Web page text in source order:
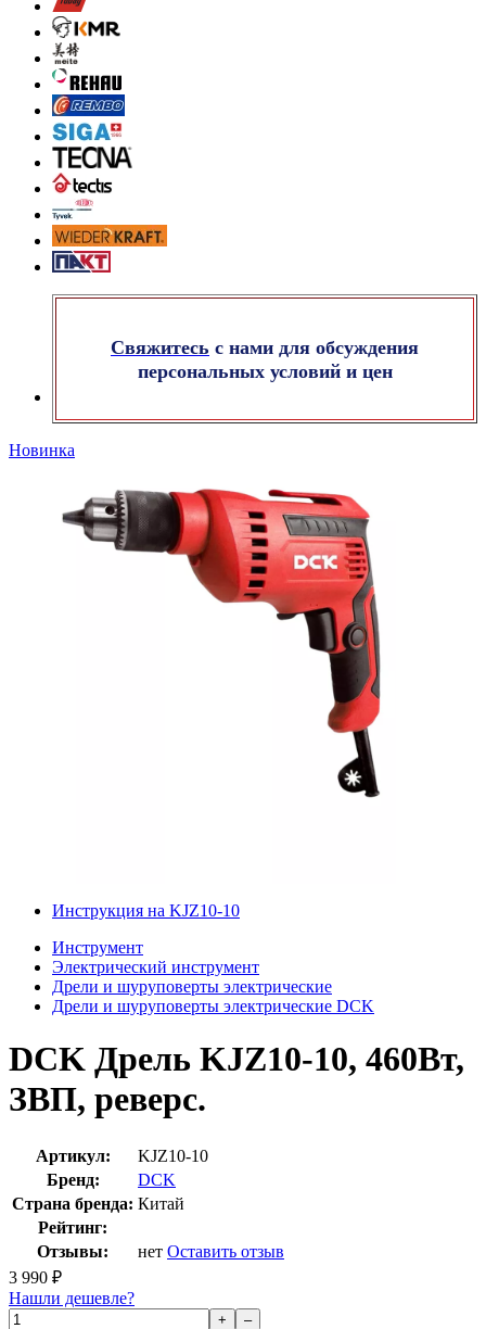
Свяжитесь с нами для обсуждения
персональных условий и цен
Новинка
Инструкция на KJZ10-10
Инструмент
Электрический инструмент
Дрели и шуруповерты электрические
Дрели и шуруповерты электрические DCK
DCK Дрель KJZ10-10, 460Вт,
ЗВП, реверс.
Артикул:
KJZ10-10
Бренд:
DCK
Страна бренда: Китай
Рейтинг:
Отзывы:
нет Оставить отзыв
3 990 ₽
Нашли дешевле?
+
–